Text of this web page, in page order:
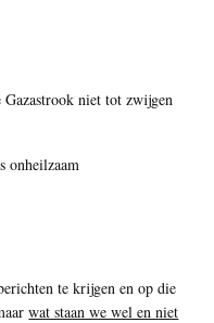
niet tot zwijgen
onheilzaam
te krijgen en op die
wat staan we wel en niet